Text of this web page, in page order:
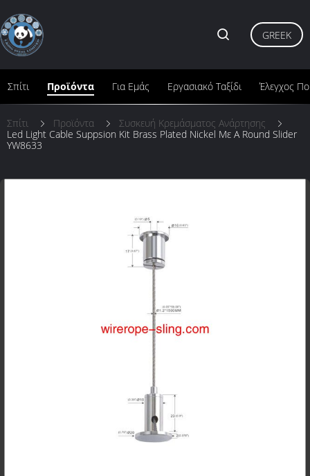
Σπίτι Προϊόντα Για Εμάς Εργασιακό Ταξίδι Έλεγχος
GREEK
Σπίτι Προϊόντα
Συσκευή Κρεμάσματος Ανάρτησης
Led Light Cable Suppsion Kit Brass Plated Nickel Με A Round Slider
YW8633